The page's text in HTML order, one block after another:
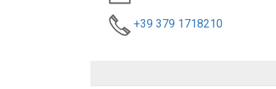
+39 379 1718210‬